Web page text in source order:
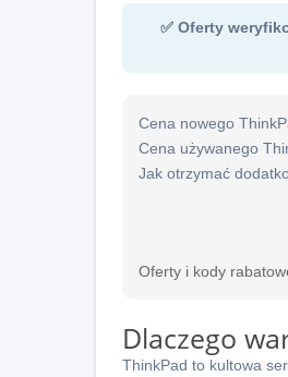
✅ Oferty
Cena nowego
Cena używanego
Jak otrzymać
Oferty i kody
Dlaczego
ThinkPad to kultowa